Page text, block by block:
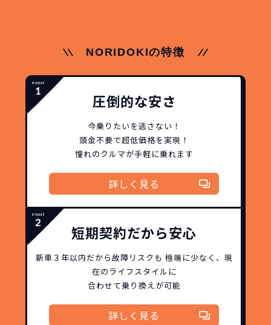
NORIDOKIの特徴
圧倒的な安さ
今乗りたいを逃さない！
頭金不要で超低価格を実現！
憧れのクルマが手軽に乗れます
詳しく見る
短期契約だから安心
新車３年以内だから故障リスクも 極端に少なく、 現
在のライフスタイルに
合わせて乗り換えが可能
詳しく見る
頭金不要で超低価格！憧れのクルマが手軽に乗れ
ます！
安さの秘密
高残価設定を実現！
低価格が可能に！
ジョイカルジャパンが今まで培ってきた
日本全国・世界中の流通ネットワークと
ノウハウを集約することでこの「超高残
価設定」を実現しました。
に新車なので故障の心配がありませんし、急なラ
イフスタイルの変化にも対応が可能です。
故障リスクが非常に低い
3年以内の契約なので、故障リスクが非常
に少なくなります。例え故障してもメーカ
ー保証があるから安心です。
金など一切不要！月々「定額料金」をお支払い
いただくだけでご利用いただけます。
新車購入時の税金や
用｣や「各種税金」は車両本体以外にかか
これらの費用がコミコミの料金です。